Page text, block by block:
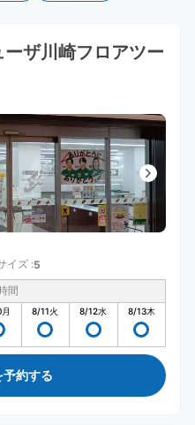
ザ川崎フロアツー
イズ :5
間
月 8/11火 8/12水 8/13木
予約する